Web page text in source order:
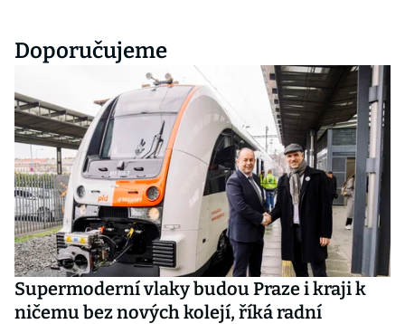
Doporučujeme
Supermoderní vlaky budou Praze i kraji k
ničemu bez nových kolejí, říká radní